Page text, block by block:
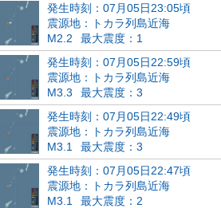
発生時刻：07月05日23:05頃
震源地：トカラ列島近海
M2.2
最大震度：1
発生時刻：07月05日22:59頃
震源地：トカラ列島近海
M3.3
最大震度：3
発生時刻：07月05日22:49頃
震源地：トカラ列島近海
M3.1
最大震度：3
発生時刻：07月05日22:47頃
震源地：トカラ列島近海
M3.1
最大震度：2